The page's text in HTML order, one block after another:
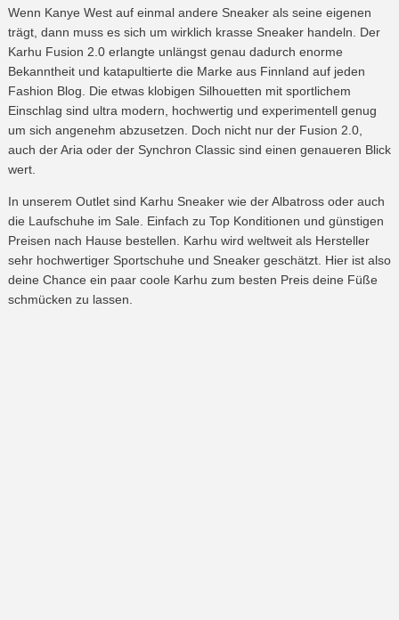
Wenn Kanye West auf einmal andere Sneaker als seine eigenen
trägt, dann muss es sich um wirklich krasse Sneaker handeln. Der
Karhu Fusion 2.0 erlangte unlängst genau dadurch enorme
Bekanntheit und katapultierte die Marke aus Finnland auf jeden
Fashion Blog. Die etwas klobigen Silhouetten mit sportlichem
Einschlag sind ultra modern, hochwertig und experimentell genug
um sich angenehm abzusetzen. Doch nicht nur der Fusion 2.0,
auch der Aria oder der Synchron Classic sind einen genaueren Blick
wert.
In unserem Outlet sind Karhu Sneaker wie der Albatross oder auch
die Laufschuhe im Sale. Einfach zu Top Konditionen und günstigen
Preisen nach Hause bestellen. Karhu wird weltweit als Hersteller
sehr hochwertiger Sportschuhe und Sneaker geschätzt. Hier ist also
deine Chance ein paar coole Karhu zum besten Preis deine Füße
schmücken zu lassen.